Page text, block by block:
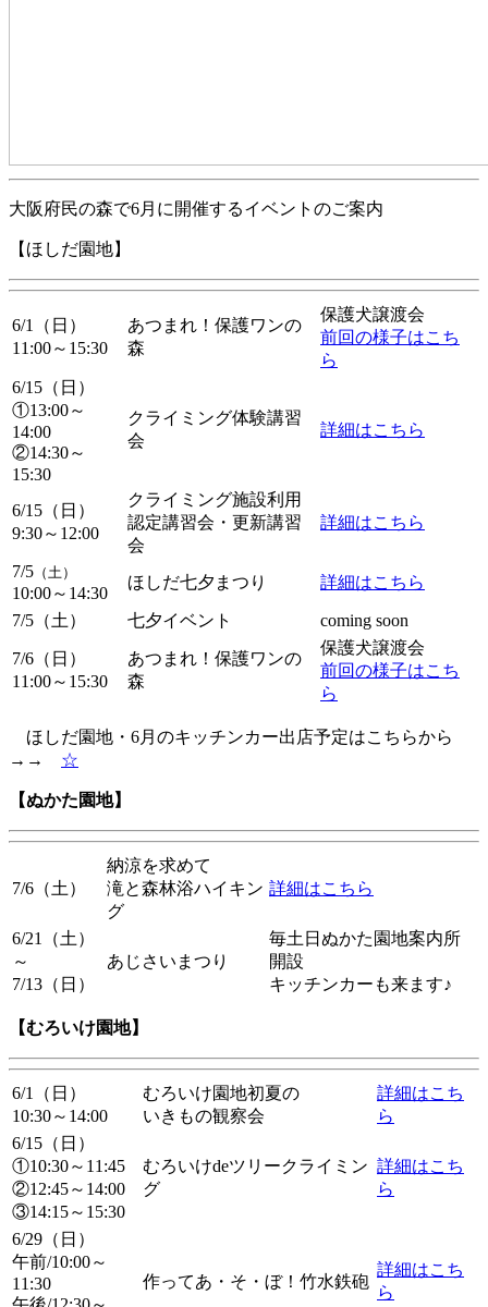
大阪府民の森で6月に開催するイベントのご案内
【ほしだ園地】
6/1（日）
11:00～15:30
あつまれ！保護ワンの
森
保護犬譲渡会
前回の様子はこち
ら
6/15（日）
①13:00～
14:00
②14:30～
15:30
クライミング体験講習
会
詳細はこちら
6/15（日）
9:30～12:00
クライミング施設利用
認定講習会・更新講習
会
詳細はこちら
7/5 （土）
10:00～14:30
ほしだ七夕まつり 詳細はこちら
7/5（土） 七夕イベント coming soon
7/6（日）
11:00～15:30
あつまれ！保護ワンの
森
保護犬譲渡会
前回の様子はこち
ら
ほしだ園地・6月のキッチンカー出店予定はこちらから
→→ ☆
【ぬかた園地】
7/6（土）
納涼を求めて
滝と森林浴ハイキン
グ
詳細はこちら
6/21（土）
～
7/13（日）
あじさいまつり
毎土日ぬかた園地案内所
開設
キッチンカーも来ます♪
【むろいけ園地】
6/1（日）
10:30～14:00
むろいけ園地初夏の
いきもの観察会
詳細はこち
ら
6/15（日）
①10:30～11:45
②12:45～14:00
③14:15～15:30
むろいけdeツリークライミン
グ
詳細はこち
ら
6/29（日）
午前/10:00～
11:30
作ってあ・そ・ぼ！竹水鉄砲
詳細はこち
ら